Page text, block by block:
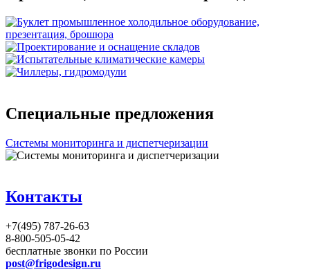
Специальные предложения
Системы мониторинга и диспетчеризации
Контакты
+7(495) 787-26-63
8-800-505-05-42
бесплатные звонки по России
post@frigodesign.ru